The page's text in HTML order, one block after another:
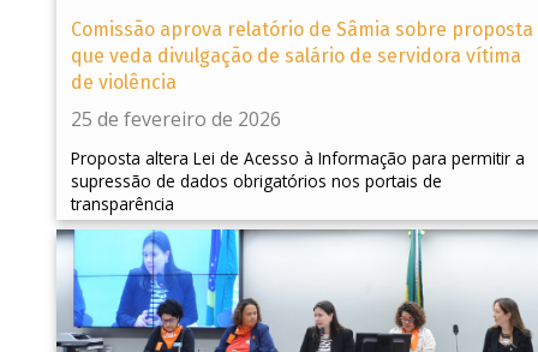
Comissão aprova relatório de Sâmia sobre proposta
que veda divulgação de salário de servidora vítima
de violência
25 de fevereiro de 2026
Proposta altera Lei de Acesso à Informação para permitir a
supressão de dados obrigatórios nos portais de
transparência